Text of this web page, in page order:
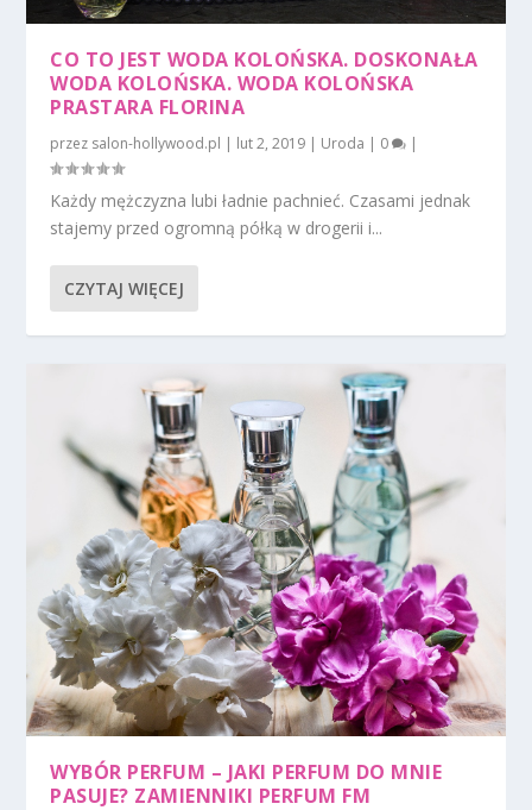
CO TO JEST WODA KOLOŃSKA. DOSKONAŁA
WODA KOLOŃSKA. WODA KOLOŃSKA
PRASTARA FLORINA
przez salon-hollywood.pl | lut 2, 2019 | Uroda | 0 |
Każdy mężczyzna lubi ładnie pachnieć. Czasami jednak
stajemy przed ogromną półką w drogerii i...
CZYTAJ WIĘCEJ
WYBÓR PERFUM – JAKI PERFUM DO MNIE
PASUJE? ZAMIENNIKI PERFUM FM